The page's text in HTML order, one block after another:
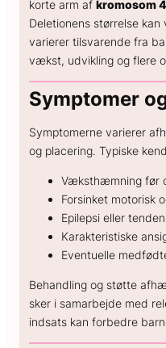
GENERELT
Hvad koster en spiral?
Hvor sikker er
Hvordan kan
Hvordan skifter jeg
korte arm af kromosom
Deletionens størrelse
varierer tilsvarende fra
vækst, udvikling og flere
Symptomer
Symptomerne varierer
og placering. Typiske
Væksthæmning før
Forsinket motorisk
Epilepsi eller
Karakteristiske
Eventuelle
Behandling og støtte
sker i samarbejde med
indsats kan forbedre